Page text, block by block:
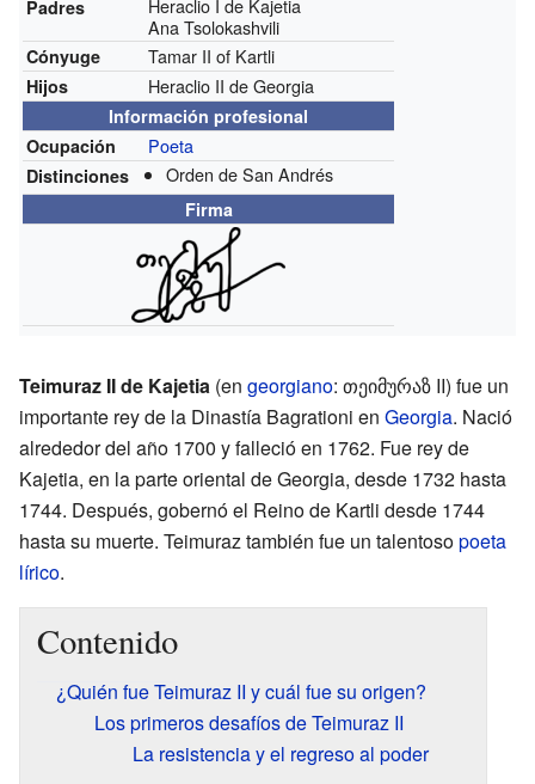
Padres
Ana Tsolokashvili
Cónyuge Tamar II of Kartli
Hijos Heraclio II de Georgia
Información profesional
Ocupación
Poeta
Distinciones Orden de San Andrés
Firma
Teimuraz II de Kajetia (en georgiano: თეიმურაზ II) fue un
importante rey de la Dinastía Bagrationi en Georgia. Nació
alrededor del año 1700 y falleció en 1762. Fue rey de
Kajetia, en la parte oriental de Georgia, desde 1732 hasta
1744. Después, gobernó el Reino de Kartli desde 1744
hasta su muerte. Teimuraz también fue un talentosopoeta
lírico.
Contenido
¿Quién fue Teimuraz II y cuál fue su origen?
Los primeros desafíos de Teimuraz II
La resistencia y el regreso al poder